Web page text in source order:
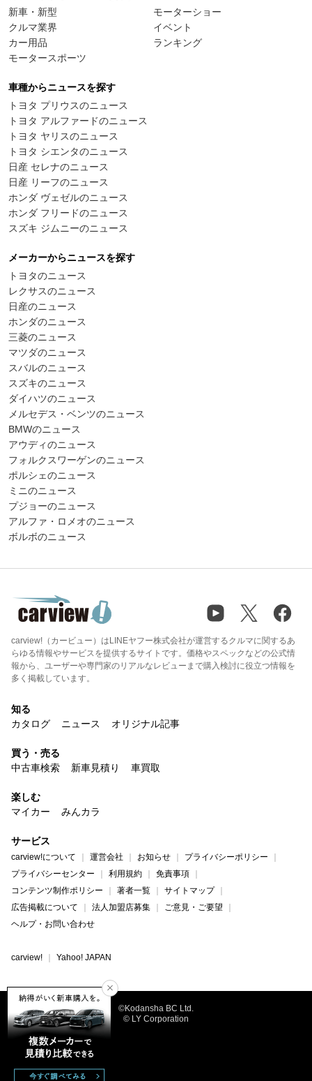
新車・新型
クルマ業界
カー用品
モータースポーツ
モーターショー
イベント
ランキング
車種からニュースを探す
トヨタ プリウスのニュース
トヨタ アルファードのニュース
トヨタ ヤリスのニュース
トヨタ シエンタのニュース
日産 セレナのニュース
日産 リーフのニュース
ホンダ ヴェゼルのニュース
ホンダ フリードのニュース
スズキ ジムニーのニュース
メーカーからニュースを探す
トヨタのニュース
レクサスのニュース
日産のニュース
ホンダのニュース
三菱のニュース
マツダのニュース
スバルのニュース
スズキのニュース
ダイハツのニュース
メルセデス・ベンツのニュース
BMWのニュース
アウディのニュース
フォルクスワーゲンのニュース
ポルシェのニュース
ミニのニュース
プジョーのニュース
アルファ・ロメオのニュース
ボルボのニュース
carview!（カービュー）はLINEヤフー株式会社が運営するクルマに関するあ
らゆる情報やサービスを提供するサイトです。価格やスペックなどの公式情
報から、ユーザーや専門家のリアルなレビューまで購入検討に役立つ情報を
多く掲載しています。
知る
カタログ
ニュース オリジナル記事
買う・売る
中古車検索
新車見積り 車買取
楽しむ
マイカー
みんカラ
サービス
carview!について 運営会社 お知らせ
プライバシーポリシー
プライバシーセンター
利用規約
免責事項
コンテンツ制作ポリシー
著者一覧
サイトマップ
広告掲載について
法人加盟店募集
ご意見・ご要望
ヘルプ・お問い合わせ
carview! Yahoo! JAPAN
©Kodansha BC Ltd.
© LY Corporation